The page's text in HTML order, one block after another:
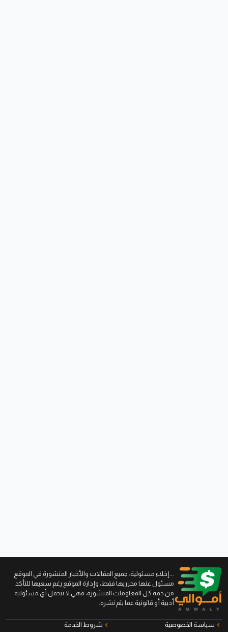
...إخلاء مسئولية: جميع المقالات والأخبار المنشورة في الموقع
مسئول عنها محرريها فقط، وإدارة الموقع رغم سعيها للتأكد
من دقة كل المعلومات المنشورة، فهي لا تتحمل أي مسئولية
أدبية أو قانونية عما يتم نشره.
سياسة الخصوصية شروط الخدمة